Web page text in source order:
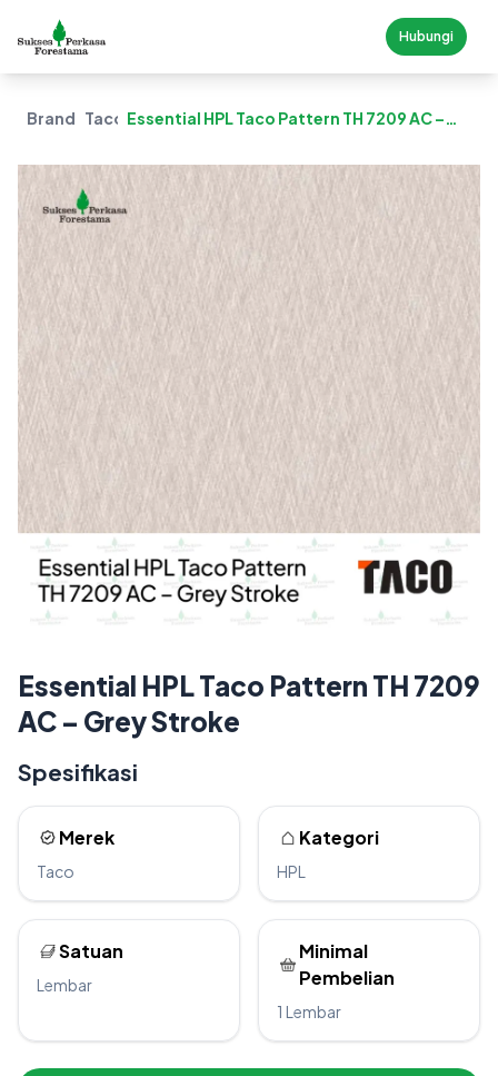
Hubungi
Brand Taco Essential HPL Taco Pattern TH 7209 AC –
Essential HPL Taco Pattern TH 7209
AC – Grey Stroke
Spesifikasi
Merek
Taco
Kategori
HPL
Satuan
Lembar
Minimal
Pembelian
1 Lembar